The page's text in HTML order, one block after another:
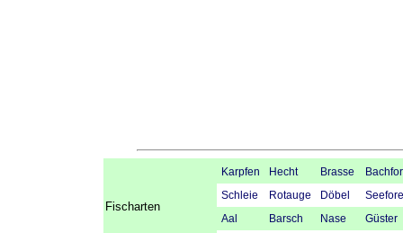
Fischarten
Karpfen Hecht Brasse
Schleie
Rotauge Döbel
Aal
Barsch Nase
Güster